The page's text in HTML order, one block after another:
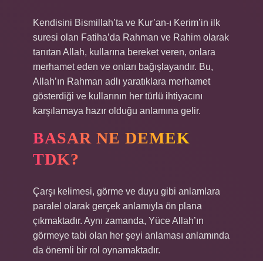
Kendisini Bismillah’ta ve Kur’an-ı Kerim’in ilk
suresi olan Fatiha’da Rahman ve Rahim olarak
tanıtan Allah, kullarına bereket veren, onlara
merhamet eden ve onları bağışlayandır. Bu,
Allah’ın Rahman adlı yaratıklara merhamet
gösterdiği ve kullarının her türlü ihtiyacını
karşılamaya hazır olduğu anlamına gelir.
BASAR NE DEMEK
TDK?
Çarşı kelimesi, görme ve duyu gibi anlamlara
paralel olarak gerçek anlamıyla ön plana
çıkmaktadır. Aynı zamanda, Yüce Allah’ın
görmeye tabi olan her şeyi anlaması anlamında
da önemli bir rol oynamaktadır.